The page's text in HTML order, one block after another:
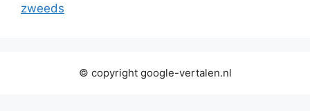
zweeds
© copyright google-vertalen.nl